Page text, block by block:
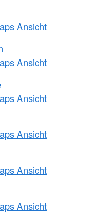
Ansicht
Ansicht
Ansicht
Ansicht
Ansicht
Ansicht